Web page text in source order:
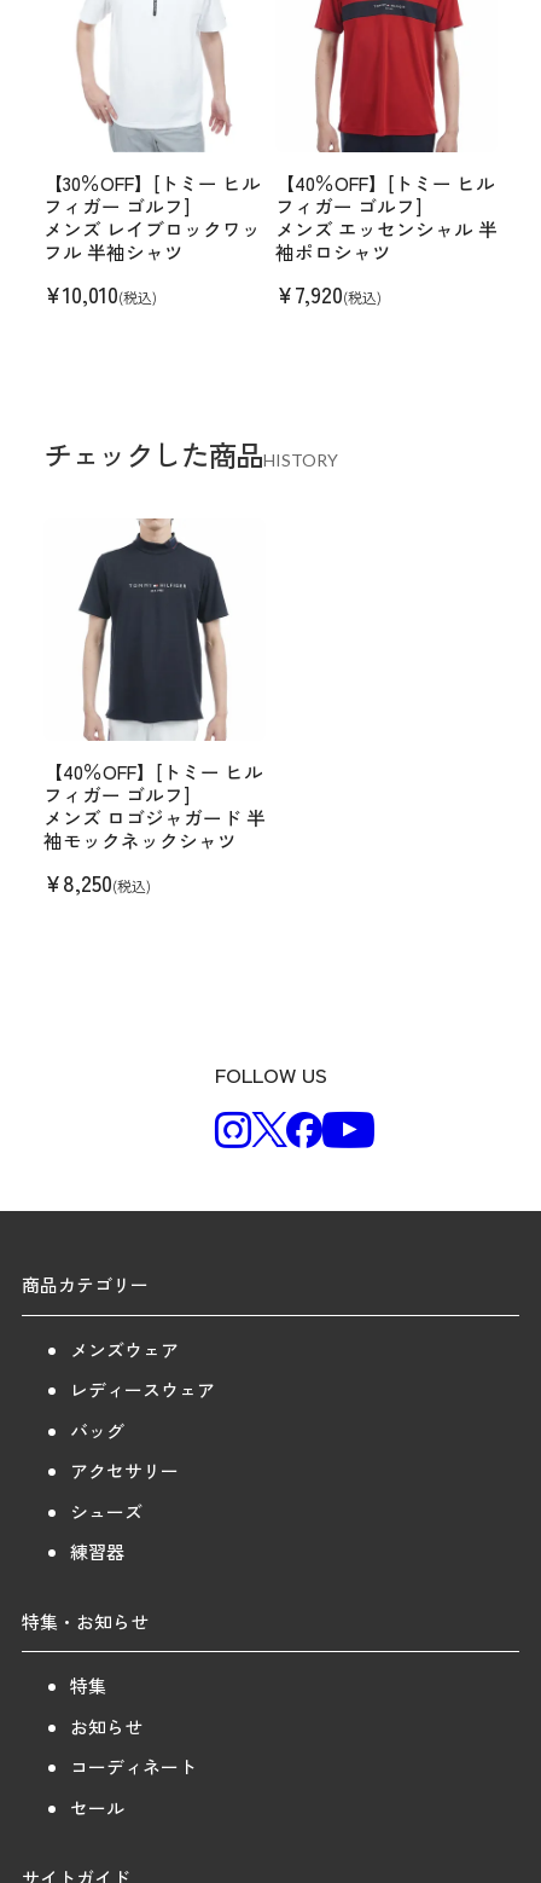
【30％OFF】[トミー ヒル
フィガー ゴルフ]
メンズ レイブロックワッ
フル 半袖シャツ
¥10,010(税込)
【40％OFF】[トミー ヒル
フィガー ゴルフ]
メンズ エッセンシャル 半
袖ポロシャツ
¥7,920(税込)
チェックした商品HISTORY
【40％OFF】[トミー ヒル
フィガー ゴルフ]
メンズ ロゴジャガード 半
袖モックネックシャツ
¥8,250(税込)
FOLLOW US
商品カテゴリー
メンズウェア
レディースウェア
バッグ
アクセサリー
シューズ
練習器
特集・お知らせ
特集
お知らせ
コーディネート
セール
サイトガイド